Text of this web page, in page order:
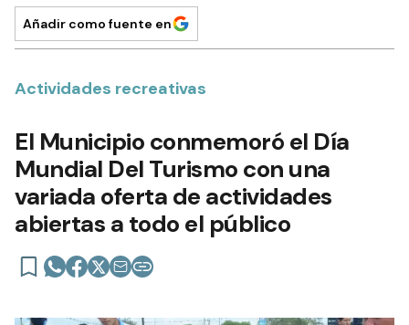
Añadir como fuente en
Actividades recreativas
El Municipio conmemoró el Día
Mundial Del Turismo con una
variada oferta de actividades
abiertas a todo el público